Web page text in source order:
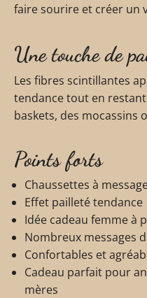
faire sourire et créer un
Une touche de
Les fibres scintillantes
tendance tout en
baskets, des mocassins
Points forts
Chaussettes à
Effet pailleté tendance
Idée cadeau femme à
Nombreux messages
Confortables et
Cadeau parfait pour
mères